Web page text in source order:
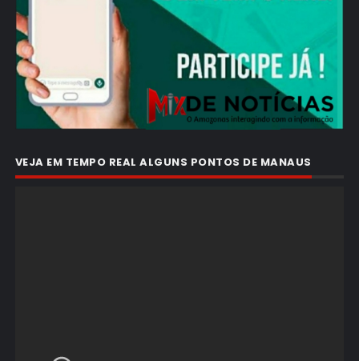
VEJA EM TEMPO REAL ALGUNS PONTOS DE MANAUS